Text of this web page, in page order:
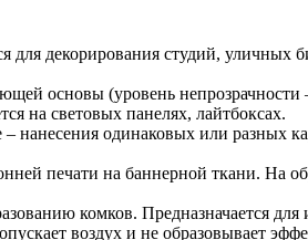
для декорирования студий,
основы (уровень
на световых панелях, лайтбоксах.
нанесения одинаковых или разных
печати на баннерной ткани. На
комков. Предназначается
воздух и не образовывает